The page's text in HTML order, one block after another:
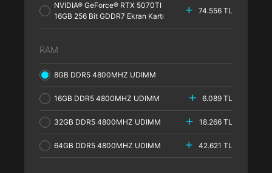
NVIDIA® GeForce® RTX 5070TI
16GB 256 Bit GDDR7 Ekran Kartı
74.556 TL
RAM
8GB DDR5 4800MHZ UDIMM
16GB DDR5 4800MHZ UDIMM 6.089 TL
32GB DDR5 4800MHZ UDIMM 18.266 TL
64GB DDR5 4800MHZ UDIMM 42.621 TL